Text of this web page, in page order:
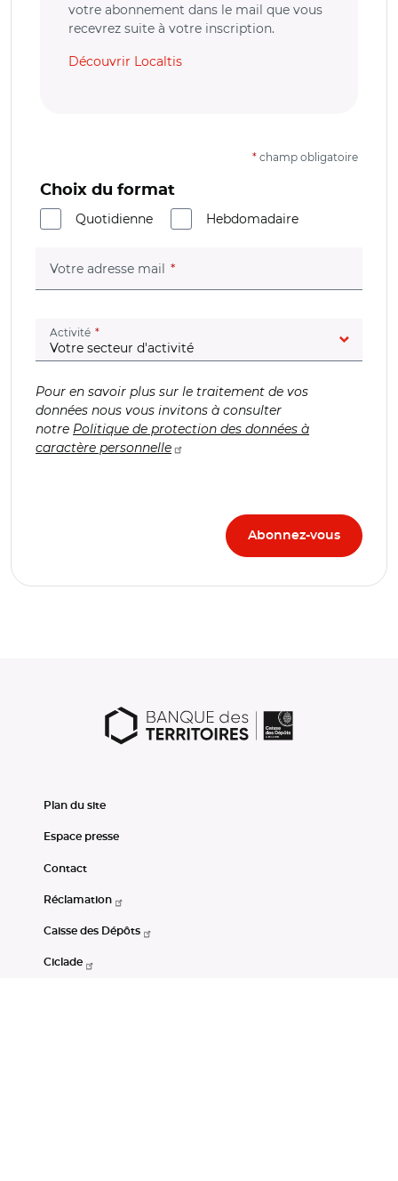
votre abonnement dans le mail que vous
recevrez suite à votre inscription.
Découvrir Localtis
* champ obligatoire
Choix du format
Quotidienne
Hebdomadaire
Votre adresse mail (champ obligatoire)
Activité (champ obligatoire)
Pour en savoir plus sur le traitement de vos
données nous vous invitons à consulter
notre Politique de protection des données à
caractère personnelle
Plan du site
Espace presse
Contact
Réclamation
Caisse des Dépôts
Ciclade